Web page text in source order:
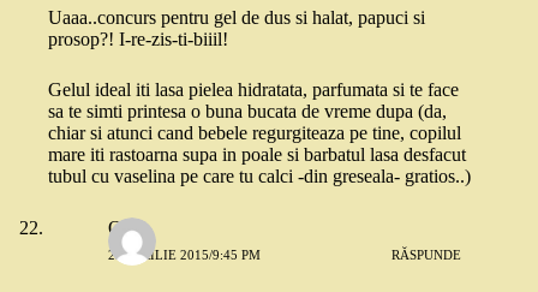
Uaaa..concurs pentru gel de dus si halat, papuci si
prosop?! I-re-zis-ti-biiil!
Gelul ideal iti lasa pielea hidratata, parfumata si te face
sa te simti printesa o buna bucata de vreme dupa (da,
chiar si atunci cand bebele regurgiteaza pe tine, copilul
mare iti rastoarna supa in poale si barbatul lasa desfacut
tubul cu vaselina pe care tu calci -din greseala- gratios..)
Oana
23 APRILIE 2015/9:45 PM RĂSPUNDE